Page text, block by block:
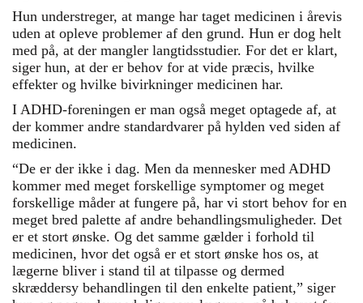
Hun understreger, at mange har taget medicinen i årevis
uden at opleve problemer af den grund. Hun er dog helt
med på, at der mangler langtidsstudier. For det er klart,
siger hun, at der er behov for at vide præcis, hvilke
effekter og hvilke bivirkninger medicinen har.
I ADHD-foreningen er man også meget optagede af, at
der kommer andre standardvarer på hylden ved siden af
medicinen.
“De er der ikke i dag. Men da mennesker med ADHD
kommer med meget forskellige symptomer og meget
forskellige måder at fungere på, har vi stort behov for en
meget bred palette af andre behandlingsmuligheder. Det
er et stort ønske. Og det samme gælder i forhold til
medicinen, hvor det også er et stort ønske hos os, at
lægerne bliver i stand til at tilpasse og dermed
skræddersy behandlingen til den enkelte patient,” siger